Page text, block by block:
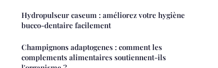
Hydropulseur caseum : améliorez votre hygiène
bucco-dentaire facilement
Champignons adaptogenes : comment les
complements alimentaires soutiennent-ils